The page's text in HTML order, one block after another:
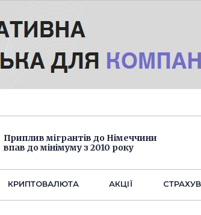
Приплив мігрантів до Німеччини
впав до мінімуму з 2010 року
КРИПТОВАЛЮТА АКЦІЇ